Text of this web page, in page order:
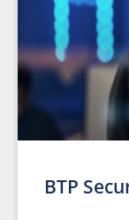
BTP